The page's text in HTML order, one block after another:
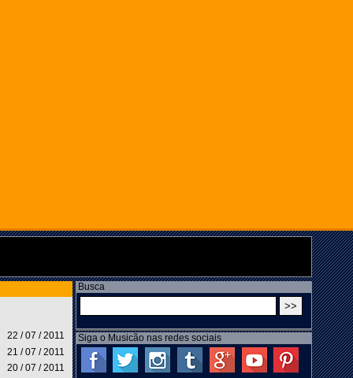
22 / 07 / 2011
21 / 07 / 2011
20 / 07 / 2011
Busca
Siga o Musicão nas redes sociais